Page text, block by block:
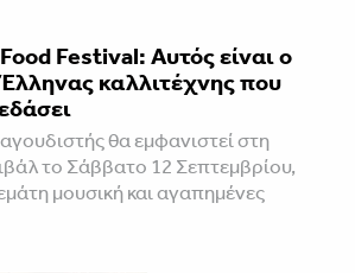
Festival: Αυτός είναι ο
καλλιτέχνης που
θα εμφανιστεί στη
το Σάββατο 12 Σεπτεμβρίου,
μουσική και αγαπημένες